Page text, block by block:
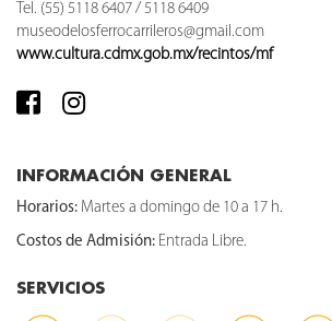
Tel. (55) 5118 6407 / 5118 6409
museodelosferrocarrileros@gmail.com
www.cultura.cdmx.gob.mx/recintos/mf
INFORMACIÓN GENERAL
Horarios: Martes a domingo de 10 a 17 h.
Costos de Admisión: Entrada Libre.
SERVICIOS